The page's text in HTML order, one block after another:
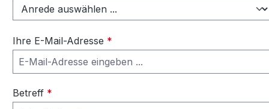
Ihre E-Mail-Adresse *
Betreff *